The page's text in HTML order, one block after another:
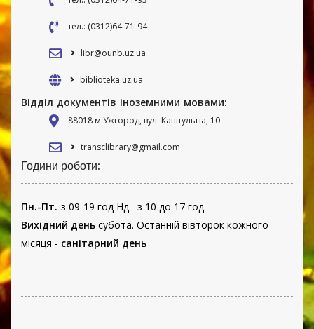
тел.: (0312)64-71-94
libr@ounb.uz.ua
biblioteka.uz.ua
Відділ документів іноземними мовами:
88018 м Ужгород, вул. Капітульна, 10
transclibrary@gmail.com
Години роботи:
Пн.-Пт.-з 09-19 год Нд.- з 10 до 17 год.
Вихідний день субота. Останній вівторок кожного
місяця - санітарний день